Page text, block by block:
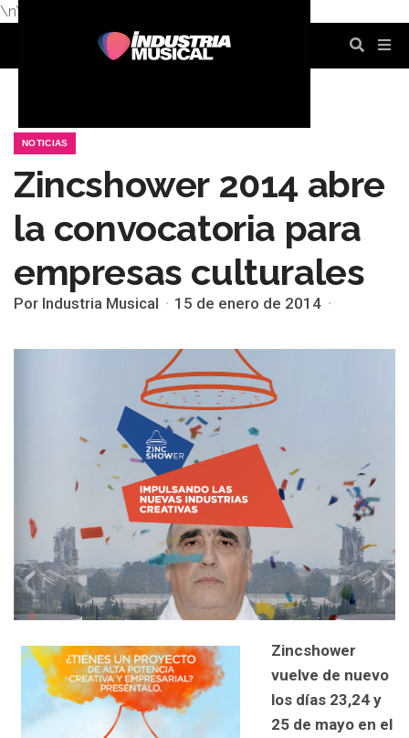
\n\n
NOTICIAS
Zincshower 2014 abre
la convocatoria para
empresas culturales
Por Industria Musical 15 de enero de 2014
Zincshower
vuelve de nuevo
los días 23,24 y
25 de mayo en el